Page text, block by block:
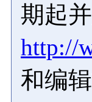
期起
http://
和编